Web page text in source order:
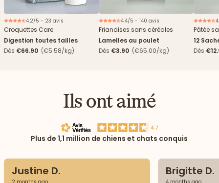
4.2/5 - 23 avis
Croquettes Care
Digestion toutes tailles
Dès €66.90 (€5.58/kg)
4.4/5 - 140 avis
Friandises sans céréales
Lamelles au poulet
Dès €3.90 (€65.00/kg)
Pâtée
12
Dès
Ils ont aimé
Plus de 1,1 million de chiens et chats conquis
Justine D. Brigitte D.